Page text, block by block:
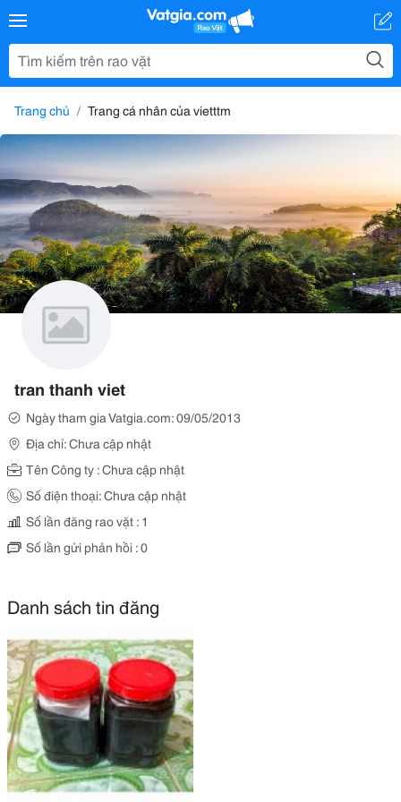
Trang chủ Trang cá nhân của vietttm
tran thanh viet
Ngày tham gia Vatgia.com: 09/05/2013
Địa chỉ: Chưa cập nhật
Tên Công ty : Chưa cập nhật
Số điện thoại: Chưa cập nhật
Số lần đăng rao vặt : 1
Số lần gửi phản hồi : 0
Danh sách tin đăng